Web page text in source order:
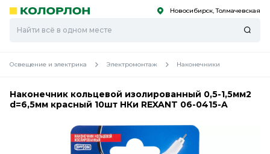
Скоро
Скоро Новосибирск, Толмачевская
Освещение и электрика Электромонтаж Наконечники
Наконечник кольцевой изолированный 0,5-1,5мм2
d=6,5мм красный 10шт НКи REXANT 06-0415-A